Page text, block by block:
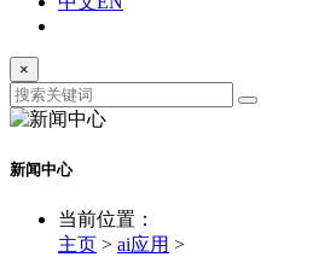
×
新闻中心
当前位置：
主页 > ai应用 >